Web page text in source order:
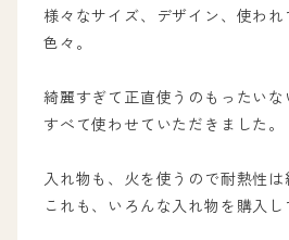
様々なサイズ、デザイン、使わ
色々。
綺麗すぎて正直使うのもったいな
すべて使わせていただきました。
入れ物も、火を使うので耐熱性は
これも、いろんな入れ物を購入し